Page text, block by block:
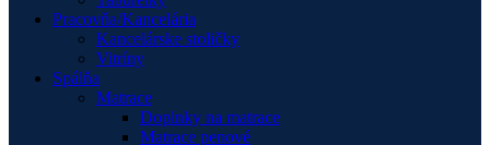
Pracovňa/Kancelária
Kancelárske stoličky
Vitríny
Spálňa
Matrace
Doplnky na matrace
Matrace penové